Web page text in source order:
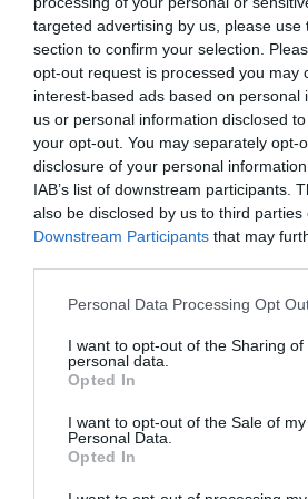
targeted advertising by us, please use
section to confirm your selection.
opt-out request is processed you may
interest-based ads based on personal
us or personal information disclosed
your opt-out. You may separately opt-
disclosure of your personal
IAB’s list of downstream participants.
also be disclosed by us to third parties
Downstream Participants that may
Personal Data Processing Opt
I want to opt-out of the Sharing of
personal data.
Opted In
I want to opt-out of the Sale of my
Personal Data.
Opted In
της οθόνης στην οποία όλοι
επίδραση στη γενιά αυτή με την
εκπαίδευσης, τον αυξημένο
τον γραμματισμό στα μέσα (media
αναπόσπαστο κομμάτι της
είναι ικανά να χρησιμοποιούν
ακόμη μιλήσουν. Τα μέσα
αποτελούν αναπόσπαστο κομμάτι
ταυτότητας και των μεταξύ τους
φίλους στο Instagram. Η γενιά
συνδεδεμένη με συσκευές όπως
tablet, τα βιντεοπαιχνίδια, τα
τα smart ηχεία που μιλούν. Αυτή η
μοναδική που γνωρίζουν,
τους, και απορροφάται πιο
Η Γενιά Alpha θα έχει πρόσβαση